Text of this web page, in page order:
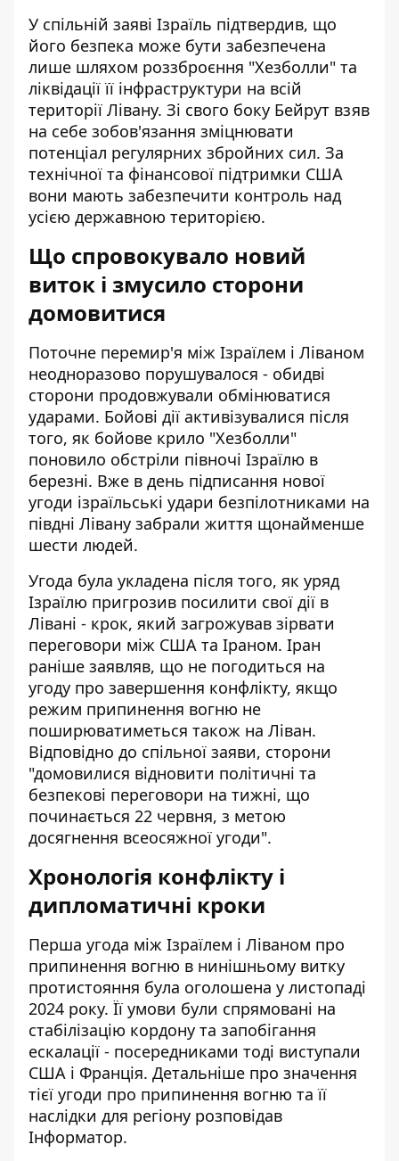
У спільній заяві Ізраїль підтвердив, що
його безпека може бути забезпечена
лише шляхом роззброєння "Хезболли" та
ліквідації її інфраструктури на всій
території Лівану. Зі свого боку Бейрут взяв
на себе зобов'язання зміцнювати
потенціал регулярних збройних сил. За
технічної та фінансової підтримки США
вони мають забезпечити контроль над
усією державною територією.
Що спровокувало новий
виток і змусило сторони
домовитися
Поточне перемир'я між Ізраїлем і Ліваном
неодноразово порушувалося - обидві
сторони продовжували обмінюватися
ударами. Бойові дії активізувалися після
того, як бойове крило "Хезболли"
поновило обстріли півночі Ізраїлю в
березні. Вже в день підписання нової
угоди ізраїльські удари безпілотниками на
півдні Лівану забрали життя щонайменше
шести людей.
Угода була укладена після того, як уряд
Ізраїлю пригрозив посилити свої дії в
Лівані - крок, який загрожував зірвати
переговори між США та Іраном. Іран
раніше заявляв, що не погодиться на
угоду про завершення конфлікту, якщо
режим припинення вогню не
поширюватиметься також на Ліван.
Відповідно до спільної заяви, сторони
"домовилися відновити політичні та
безпекові переговори на тижні, що
починається 22 червня, з метою
досягнення всеосяжної угоди".
Хронологія конфлікту і
дипломатичні кроки
Перша угода між Ізраїлем і Ліваном про
припинення вогню в нинішньому витку
протистояння була оголошена у листопаді
2024 року. Її умови були спрямовані на
стабілізацію кордону та запобігання
ескалації - посередниками тоді виступали
США і Франція. Детальніше про значення
тієї угоди про припинення вогню та її
наслідки для регіону розповідав
Інформатор.